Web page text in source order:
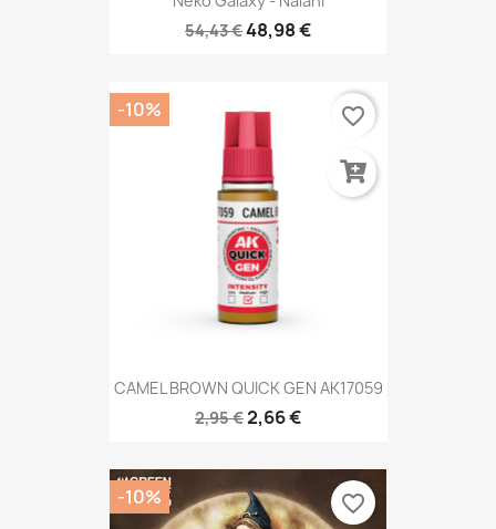
54,43 €48,98 €
CAMEL BROWN QUICK GEN AK17059
2,95 €2,66 €
-10% favorite_border
-10% favorite_border